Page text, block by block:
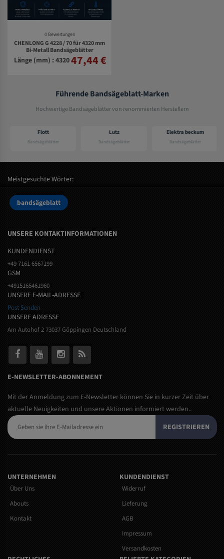
0 Bewertungen
CHENLONG G 4228 / 70 für 4320 mm
Bi-Metall Bandsägeblätter
Länge (mm) : 432047,44 €
Führende Bandsägeblatt-Marken
Hochwertige Bandsägeblätter von renommierten Herstellern
Flott
Bandsägeblätter
Lutz
Bandsägeblätter
Elektra beckum
Bandsägeblätter
Meistgesuchte Wörter:
bandsägeblatt
UNSERE KONTAKTINFORMATIONEN
KUNDENDIENST
+49 7161 6567199
GSM
+4915165461960
UNSERE E-MAIL-ADRESSE
Post Senden
UNSERE ADRESSE
Am Autohof 2 73037 Göppingen Deutschland
E-NEWSLETTER-ABONNEMENT
Mit der Anmeldung zum E-Newsletter können Sie in kurzer Zeit über
aktuelle Neuigkeiten und unsere Aktionen informiert werden..
REGISTRIEREN
UNTERNEHMEN
Über Uns
Abouts
Kontakt
KUNDENDIENST
Widerruf
Lieferung
AGB
Impressum
Versandkosten